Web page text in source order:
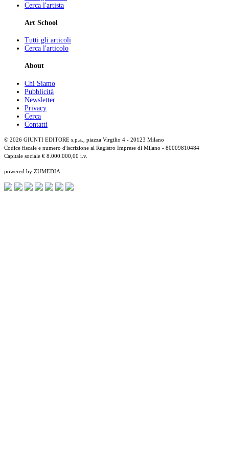
Cerca l'artista
Art School
Tutti gli articoli
Cerca l'articolo
About
Chi Siamo
Pubblicità
Newsletter
Privacy
Cerca
Contatti
© 2026 GIUNTI EDITORE s.p.a., piazza Virgilio 4 - 20123 Milano
Codice fiscale e numero d'iscrizione al Registro Imprese di Milano - 80009810484
Capitale sociale € 8.000.000,00 i.v.
powered by ZUMEDIA